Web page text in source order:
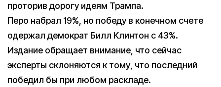
проторив дорогу идеям Трампа.
Перо набрал 19%, но победу в конечном счете
одержал демократ Билл Клинтон с 43%.
Издание обращает внимание, что сейчас
эксперты склоняются к тому, что последний
победил бы при любом раскладе.